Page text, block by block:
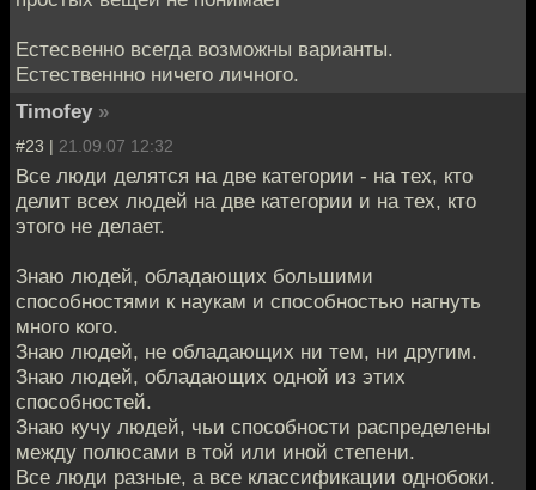
Естесвенно всегда возможны варианты.
Естественнно ничего личного.
Timofey »
#23 | 21.09.07 12:32
Все люди делятся на две категории - на тех, кто
делит всех людей на две категории и на тех, кто
этого не делает.
Знаю людей, обладающих большими
способностями к наукам и способностью нагнуть
много кого.
Знаю людей, не обладающих ни тем, ни другим.
Знаю людей, обладающих одной из этих
способностей.
Знаю кучу людей, чьи способности распределены
между полюсами в той или иной степени.
Все люди разные, а все классификации однобоки.